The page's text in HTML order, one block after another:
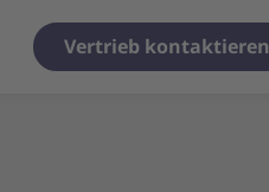
Vertrieb kontaktieren